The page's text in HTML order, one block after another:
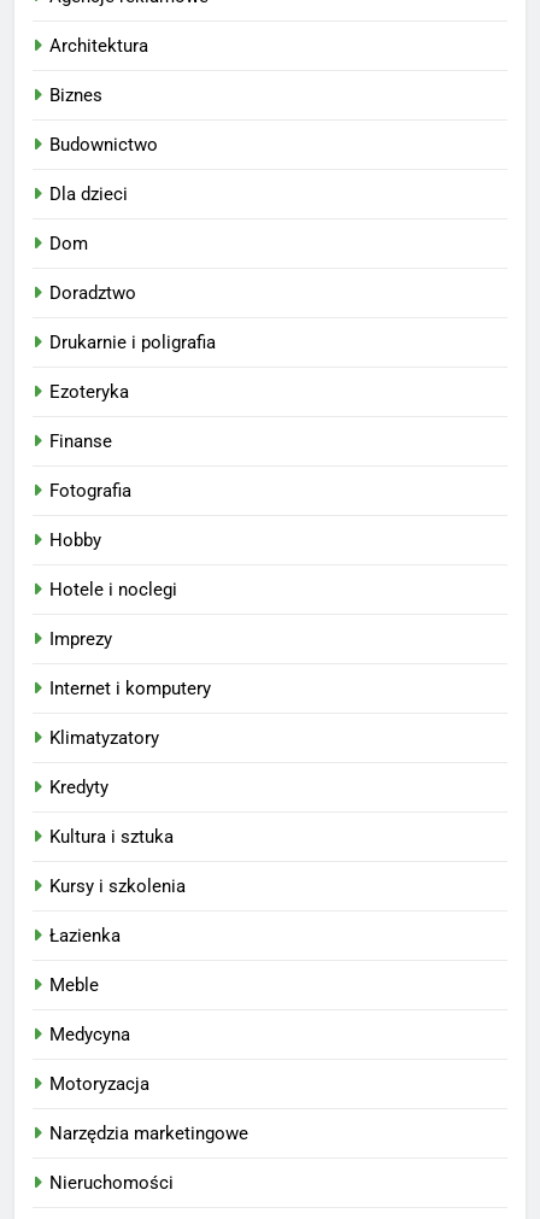
Architektura
Biznes
Budownictwo
Dla dzieci
Dom
Doradztwo
Drukarnie i poligrafia
Ezoteryka
Finanse
Fotografia
Hobby
Hotele i noclegi
Imprezy
Internet i komputery
Klimatyzatory
Kredyty
Kultura i sztuka
Kursy i szkolenia
Łazienka
Meble
Medycyna
Motoryzacja
Narzędzia marketingowe
Nieruchomości